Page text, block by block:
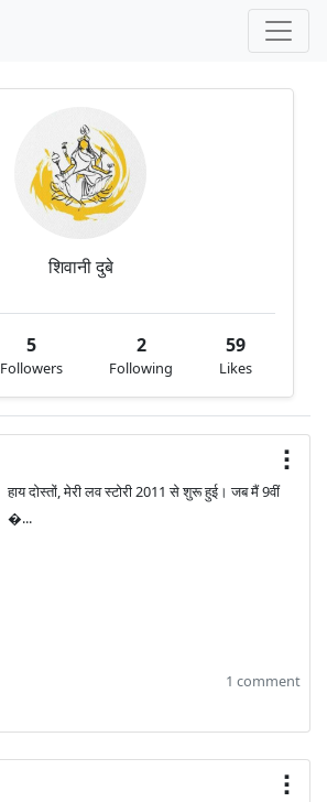
शिवानी दुबे
5
Followers
2
Following
59
Likes
हाय दोस्तों, मेरी लव स्टोरी 2011 से शुरू हुई। जब मैं 9वीं
�...
1 comment